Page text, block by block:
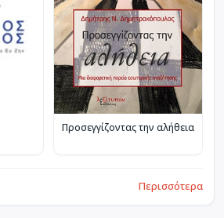
Προσεγγίζοντας την αλήθεια
Περισσότερα